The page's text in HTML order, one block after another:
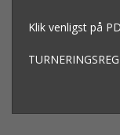
Klik venligst på